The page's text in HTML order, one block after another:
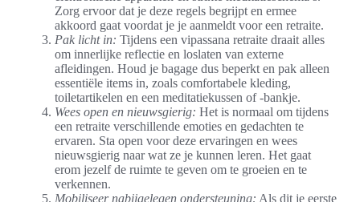
Zorg ervoor dat je deze regels begrijpt en ermee
akkoord gaat voordat je je aanmeldt voor een retraite.
Pak licht in: Tijdens een vipassana retraite draait alles
om innerlijke reflectie en loslaten van externe
afleidingen. Houd je bagage dus beperkt en pak alleen
essentiële items in, zoals comfortabele kleding,
toiletartikelen en een meditatiekussen of -bankje.
Wees open en nieuwsgierig: Het is normaal om tijdens
een retraite verschillende emoties en gedachten te
ervaren. Sta open voor deze ervaringen en wees
nieuwsgierig naar wat ze je kunnen leren. Het gaat
erom jezelf de ruimte te geven om te groeien en te
verkennen.
Mobiliseer nabijgelegen ondersteuning: Als dit je eerste